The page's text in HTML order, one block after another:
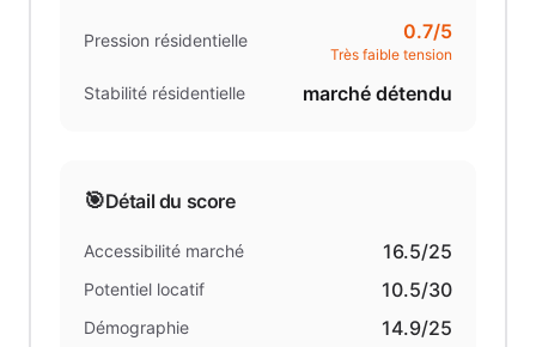
Pression résidentielle 0.7/5
Très faible tension
Stabilité résidentielle marché détendu
🎯Détail du score
Accessibilité marché 16.5/25
Potentiel locatif 10.5/30
Démographie 14.9/25